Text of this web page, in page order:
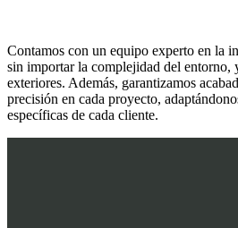
Contamos con un equipo experto en la
sin importar la complejidad del entorno,
exteriores. Además, garantizamos
precisión en cada proyecto,
específicas de cada cliente.